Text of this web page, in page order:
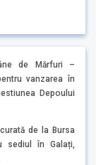
de Mărfuri –
vanzarea în
Depoului
de la Bursa
sediul în Galați,